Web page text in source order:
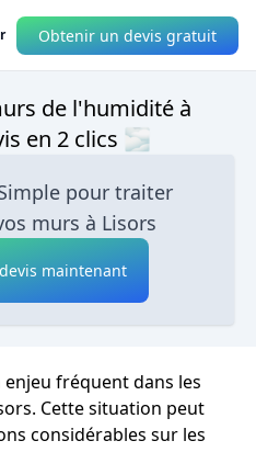
Obtenir un devis gratuit
de l'humidité à
en 2 clics 🌫
pour traiter
murs à Lisors
maintenant
fréquent dans les
Cette situation peut
considérables sur les